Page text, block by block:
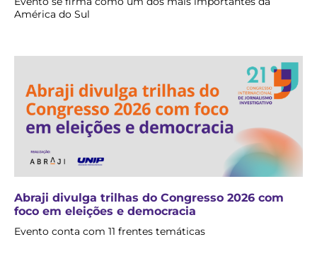
América do Sul
Abraji divulga trilhas do Congresso 2026 com
foco em eleições e democracia
Evento conta com 11 frentes temáticas